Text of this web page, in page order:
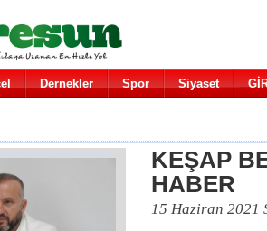
Dernekler Spor Siyaset
KEŞAP
HABER
15 Haziran 2021